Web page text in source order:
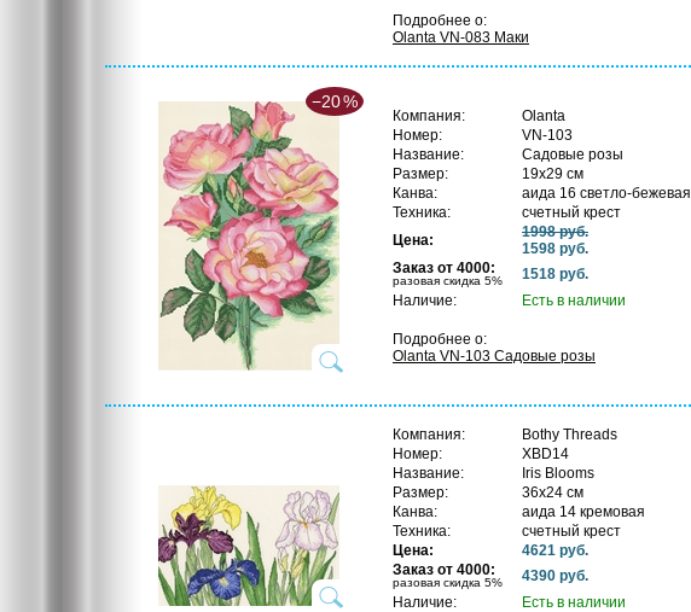
Подробнее о:
Olanta VN-083 Маки
−20%
Компания:
Olanta
Номер:
VN-103
Название:
Садовые розы
Размер:
19х29 см
Канва:
аида 16 светло-бежевая
Техника:
счетный крест
Цена:
1998 руб.
1598 руб.
Заказ от 4000:
разовая скидка 5%
1518 руб.
Наличие:
Есть в наличии
Подробнее о:
Olanta VN-103 Садовые розы
Компания:
Bothy Threads
Номер:
XBD14
Название:
Iris Blooms
Размер:
36х24 см
Канва:
аида 14 кремовая
Техника:
счетный крест
Цена:
4621 руб.
Заказ от 4000:
разовая скидка 5%
4390 руб.
Наличие:
Есть в наличии